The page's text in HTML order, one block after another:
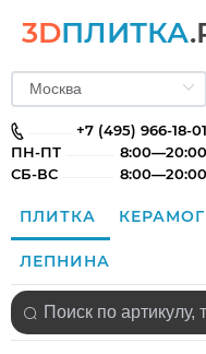
3DПЛИТКА
+7 (495) 966-18-01
ПН-ПТ
8:00—20:00
СБ-ВС
8:00—20:00
ПЛИТКА
ЛЕПНИНА